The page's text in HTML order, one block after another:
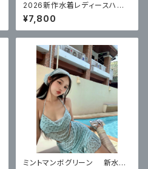
2026新作水着レディースハイ
エンドビキニ4点セット
¥7,800
ミントマンボグリーン 新水着